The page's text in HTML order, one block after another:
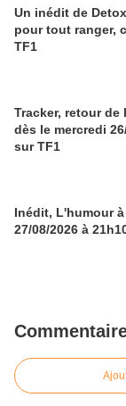
Un inédit de
pour tout ranger,
TF1
Tracker, retour
dès le mercredi
sur TF1
Inédit, L'humour
27/08/2026 à